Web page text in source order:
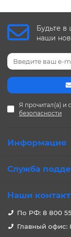
Будьте
наши
Я прочитал(а) и
безопасности
Информация
Служба
Наши
По РФ: 8 800
Главный офис: